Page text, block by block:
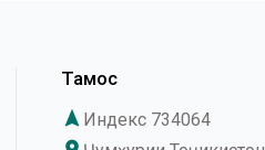
Тамос
navigation Индекс 734064